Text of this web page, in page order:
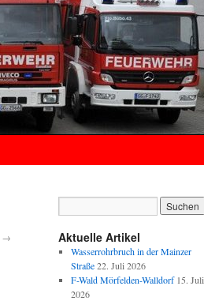
→ Aktuelle Artikel
Wasserrohrbruch in der Mainzer
Straße 22. Juli 2026
F-Wald Mörfelden-Walldorf 15. Juli
2026